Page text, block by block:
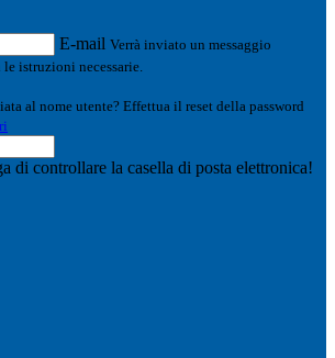
E-mail Verrà inviato un messaggio
istruzioni necessarie.
al nome utente? Effettua il reset della password
di controllare la casella di posta elettronica!